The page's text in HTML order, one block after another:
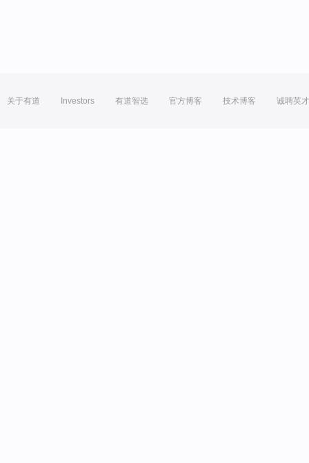
关于有道 Investors 有道智选 官方博客 技术博客 诚聘英才